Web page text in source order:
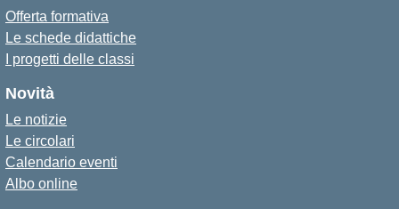
Offerta formativa
Le schede didattiche
I progetti delle classi
Novità
Le notizie
Le circolari
Calendario eventi
Albo online